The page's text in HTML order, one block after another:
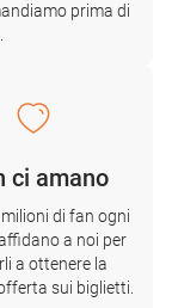
prima di
ci amano
di fan ogni
a noi per
a ottenere la
sui biglietti.